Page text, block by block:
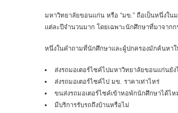
มหาวิทยาลัยขอนแก่น หรือ “มข.” ถือเป็นหนึ่งใ
แต่ละปีจำนวนมาก โดยเฉพาะนักศึกษาที่มาจาก
หนึ่งในคำถามที่นักศึกษาและผู้ปกครองมักค้นหาใ
ส่งรถมอเตอร์ไซค์ไปมหาวิทยาลัยขอนแก่นยัง
ส่งรถมอเตอร์ไซค์ไป มข. ราคาเท่าไหร่
ขนส่งรถมอเตอร์ไซค์เข้าหอพักนักศึกษาได้ไห
มีบริการรับรถถึงบ้านหรือไม่